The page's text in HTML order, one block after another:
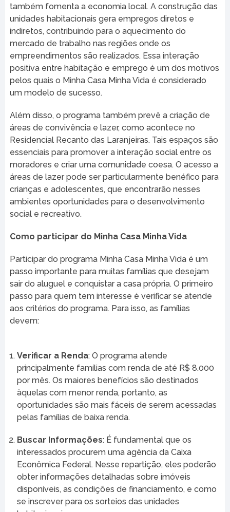
também fomenta a economia local. A construção das
unidades habitacionais gera empregos diretos e
indiretos, contribuindo para o aquecimento do
mercado de trabalho nas regiões onde os
empreendimentos são realizados. Essa interação
positiva entre habitação e emprego é um dos motivos
pelos quais o Minha Casa Minha Vida é considerado
um modelo de sucesso.
Além disso, o programa também prevê a criação de
áreas de convivência e lazer, como acontece no
Residencial Recanto das Laranjeiras. Tais espaços são
essenciais para promover a interação social entre os
moradores e criar uma comunidade coesa. O acesso a
áreas de lazer pode ser particularmente benéfico para
crianças e adolescentes, que encontrarão nesses
ambientes oportunidades para o desenvolvimento
social e recreativo.
Como participar do Minha Casa Minha Vida
Participar do programa Minha Casa Minha Vida é um
passo importante para muitas famílias que desejam
sair do aluguel e conquistar a casa própria. O primeiro
passo para quem tem interesse é verificar se atende
aos critérios do programa. Para isso, as famílias
devem:
Verificar a Renda: O programa atende
principalmente famílias com renda de até R$ 8.000
por mês. Os maiores benefícios são destinados
àquelas com menor renda, portanto, as
oportunidades são mais fáceis de serem acessadas
pelas famílias de baixa renda.
Buscar Informações: É fundamental que os
interessados procurem uma agência da Caixa
Econômica Federal. Nesse repartição, eles poderão
obter informações detalhadas sobre imóveis
disponíveis, as condições de financiamento, e como
se inscrever para os sorteios das unidades